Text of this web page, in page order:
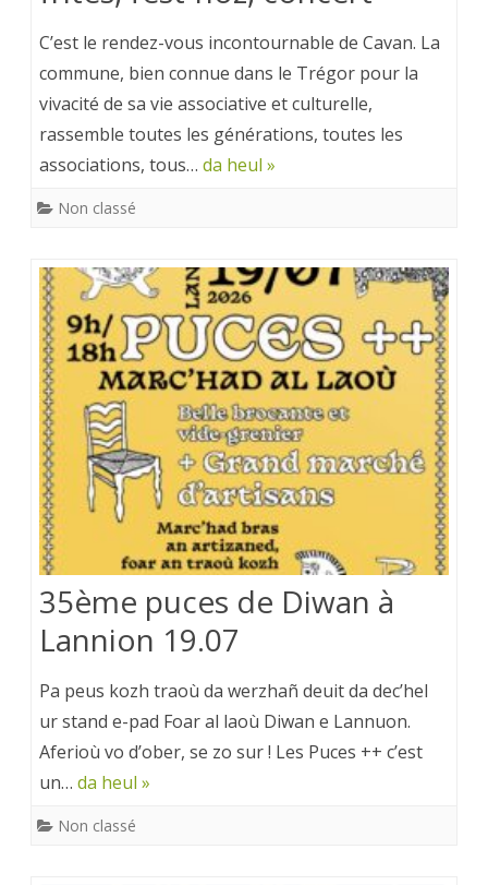
C’est le rendez-vous incontournable de Cavan. La
commune, bien connue dans le Trégor pour la
vivacité de sa vie associative et culturelle,
rassemble toutes les générations, toutes les
associations, tous… da heul »
Non classé
35ème puces de Diwan à
Lannion 19.07
Pa peus kozh traoù da werzhañ deuit da dec’hel
ur stand e-pad Foar al laoù Diwan e Lannuon.
Aferioù vo d’ober, se zo sur ! Les Puces ++ c’est
un… da heul »
Non classé